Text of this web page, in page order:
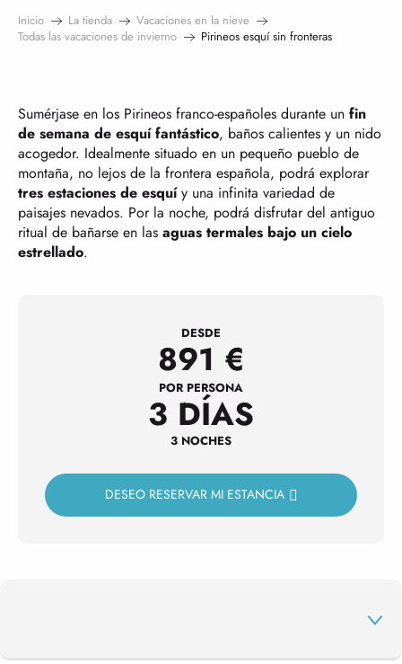
Inicio La tienda
Vacaciones en la nieve
Todas las vacaciones de invierno
Pirineos esquí sin fronteras
Sumérjase en los Pirineos franco-españoles durante un fin
de semana de esquí fantástico, baños calientes y un nido
acogedor. Idealmente situado en un pequeño pueblo de
montaña, no lejos de la frontera española, podrá explorar
tres estaciones de esquíy una infinita variedad de
paisajes nevados. Por la noche, podrá disfrutar del antiguo
ritual de bañarse en las aguas termales bajo un cielo
estrellado.
DESDE
891 €
POR PERSONA
3 DÍAS
3 NOCHES
DESEO RESERVAR MI ESTANCIA